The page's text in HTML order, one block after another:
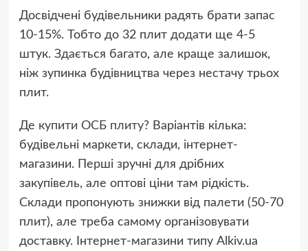
Досвідчені будівельники радять брати запас
10-15%. Тобто до 32 плит додати ще 4-5
штук. Здається багато, але краще залишок,
ніж зупинка будівництва через нестачу трьох
плит.
Де купити ОСБ плиту? Варіантів кілька:
будівельні маркети, склади, інтернет-
магазини. Перші зручні для дрібних
закупівель, але оптові ціни там рідкість.
Склади пропонують знижки від палети (50-70
плит), але треба самому організовувати
доставку. Інтернет-магазини типу Alkiv.ua